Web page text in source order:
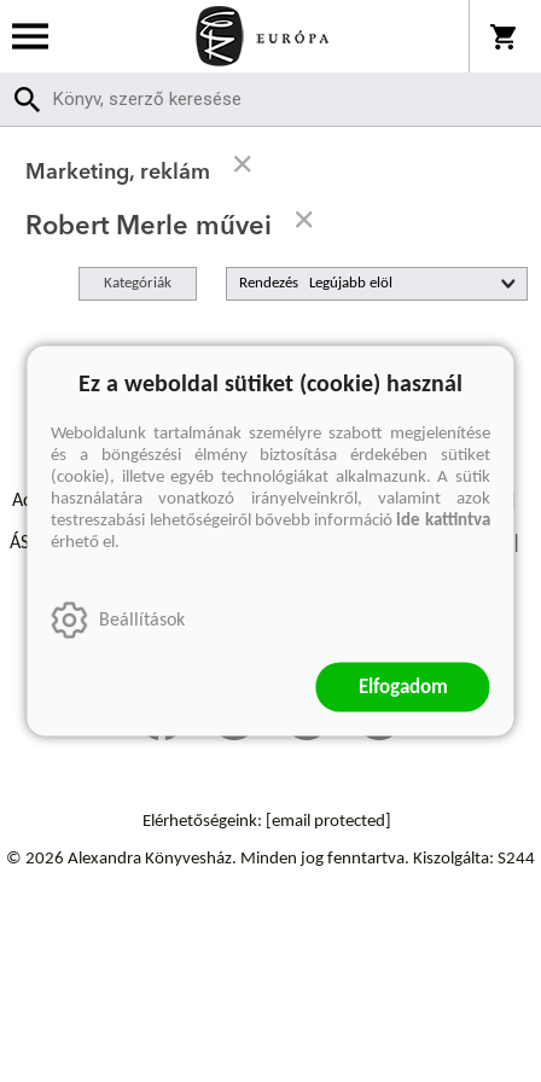
Marketing, reklám
Robert Merle művei
Kategóriák Rendezés
A keresett kifejezésre nincs találat
Adatvédelmi szabályzatok Elállási felmondási nyilatkozat
ÁSZF - Vásárlási feltételek
Szállítási információk
Elérhetőségeink: [email protected]
© 2026 Alexandra Könyvesház. Minden jog fenntartva. Kiszolgálta: S244
Ez a weboldal sütiket (cookie) használ
Weboldalunk tartalmának személyre szabott megjelenítése
és a böngészési élmény biztosítása érdekében sütiket
(cookie), illetve egyéb technológiákat alkalmazunk. A sütik
használatára vonatkozó irányelveinkről, valamint azok
testreszabási lehetőségeiről bővebb információide kattintva
érhető el.
Beállítások
Elfogadom